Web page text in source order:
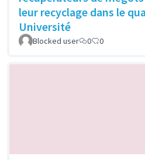
leur recyclage dans le
Université
Blocked user 0 0